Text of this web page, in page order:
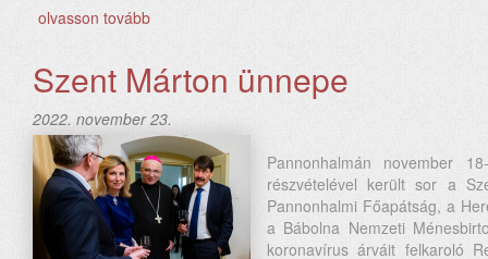
olvasson tovább
Szent Márton ünnepe
2022. november 23.
Pannonhalmán november
részvételével került sor a
Pannonhalmi Főapátság, a
a Bábolna Nemzeti
koronavírus árváit felkaroló